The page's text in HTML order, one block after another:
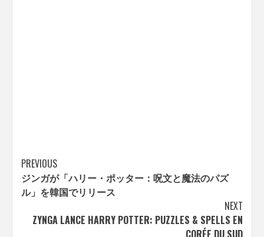
Post
navigation
PREVIOUS
ジンガが「ハリー・ポッター：呪文と魔法のパズ
ル」を韓国でリリース
NEXT
ZYNGA LANCE HARRY POTTER: PUZZLES & SPELLS EN
CORÉE DU SUD